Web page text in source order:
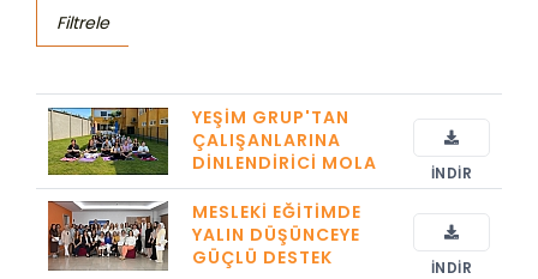
MEDYA MERKEZI
Filtrele
YEŞIM GRUP'TAN
ÇALIŞANLARINA
DINLENDIRICI MOLA
İNDIR
MESLEKI EĞITIMDE
YALIN DÜŞÜNCEYE
GÜÇLÜ DESTEK
İNDIR